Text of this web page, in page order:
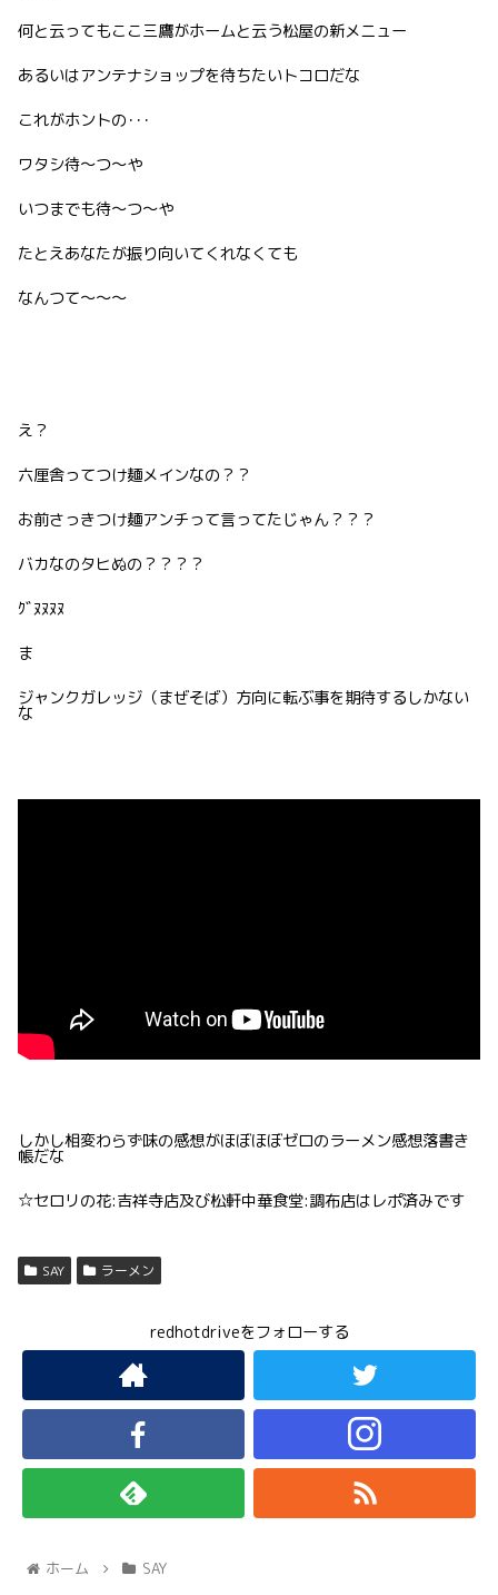
何と云ってもここ三鷹がホームと云う松屋の新メニュー
あるいはアンテナショップを待ちたいトコロだな
これがホントの･･･
ワタシ待〜つ〜や
いつまでも待〜つ〜や
たとえあなたが振り向いてくれなくても
なんつて〜〜〜
え？
六厘舎ってつけ麺メインなの？？
お前さっきつけ麺アンチって言ってたじゃん？？？
バカなのタヒぬの？？？？
ｸﾞﾇﾇﾇﾇ
ま
ジャンクガレッジ（まぜそば）方向に転ぶ事を期待するしかない
な
しかし相変わらず味の感想がほぼほぼゼロのラーメン感想落書き
帳だな
☆セロリの花:吉祥寺店及び松軒中華食堂:調布店はレポ済みです
SAY ラーメン
redhotdriveをフォローする
ホーム SAY